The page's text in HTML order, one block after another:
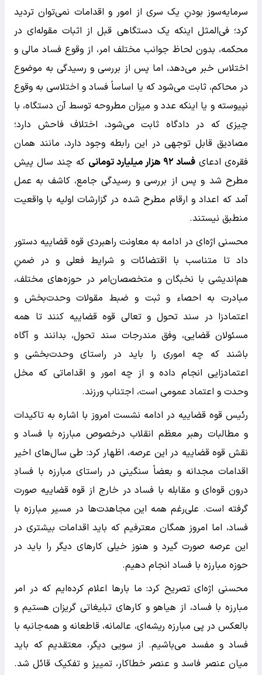
سرمایه‌سوز بودنِ یک سری از امور و اقدامات نمی‌توان تردید
کرد؛ فی‌المثل اینکه یک دستگاهی قبل از اثبات مقوله‌ای در
محکمه، بدون لحاظ جوانب مختلف امر، از وقوع فساد مالی و
اختلاس خبر می‌دهد، اما پس از بررسی و رسیدگی به موضوع
در محاکم، ثابت می‌شود که یا اساساً فساد و اختلاسی به وقوع
نپیوسته و یا اینکه عدد و میزان مطروحه توسط آن دستگاه، با
چیزی که در دادگاه ثابت می‌شود، اختلاف فاحش دارد؛
مصادیق قابل توجهی در این رابطه وجود دارد، مانند همان
فقره‌ی ادعای فساد ۹۲ هزار میلیارد تومانی
که چند سال پیش
مطرح شد و پس از بررسی و رسیدگی جامع، کاشف به عمل
آمد که اعداد و ارقام مطرح شده در گزارشات اولیه با واقعیت
منطبق نیستند.
محسنی اژه‌ای در ادامه به معاونت راهبردی قوه قضاییه دستور
داد تا متناسب با اقتضائات و شرایط فعلی و در ضمنِ
هم‌اندیشی با نخبگان و متخصصان‌امر در حوزه‌های مختلف،
مبادرت به احصاء و ثبت و ضبط مقولات وحدت‌بخش و
اعتمادزا در سند تحول و تعالی قوه قضاییه کنند تا همه
مسئولان قضایی، وفق مندرجات سند تحول، بدانند و آگاه
باشند که چه اموری را باید در راستای وحدت‌بخشی و
اعتمادزایی انجام داده و از چه امور و اقداماتی که مخل
وحدت و اعتماد عمومی است، اجتناب ورزند.
رئیس قوه قضاییه در ادامه نشست امروز با اشاره به تاکیدات
و مطالبات رهبر معظم انقلاب درخصوص مبارزه با فساد و
نقش قوه قضاییه در این عرصه، اظهار کرد: طی سال‌های اخیر
اقدامات مجدانه و بعضاً سنگینی در راستای مبارزه با فسادِ
درون قوه‌ای و مقابله با فساد در خارج از قوه قضاییه صورت
گرفته است. علی‌رغم همه این مجاهدت‌ها در مسیر مبارزه با
فساد، اما امروز همگان معترفیم که باید اقدامات بیشتری در
این عرصه صورت گیرد و هنوز خیلی کارهای دیگر را باید در
حوزه مبارزه با فساد انجام دهیم.
محسنی اژه‌ای تصریح کرد: ما بارها اعلام کرده‌ایم که در امر
مبارزه با فساد، از هیاهو و کارهای تبلیغاتی گریزان هستیم و
بالعکس در پی مبارزه ریشه‌ای، عالمانه، قاطعانه و همه‌جانبه با
فساد و مفسد می‌باشیم. از سویی دیگر، معتقدیم که باید
میان عنصر فاسد و عنصر خطاکار، تمییز و تفکیک قائل شد.